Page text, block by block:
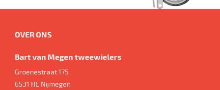
OVER ONS
Bart van Megen tweewielers
Groenestraat 175
6531 HE Nijmegen